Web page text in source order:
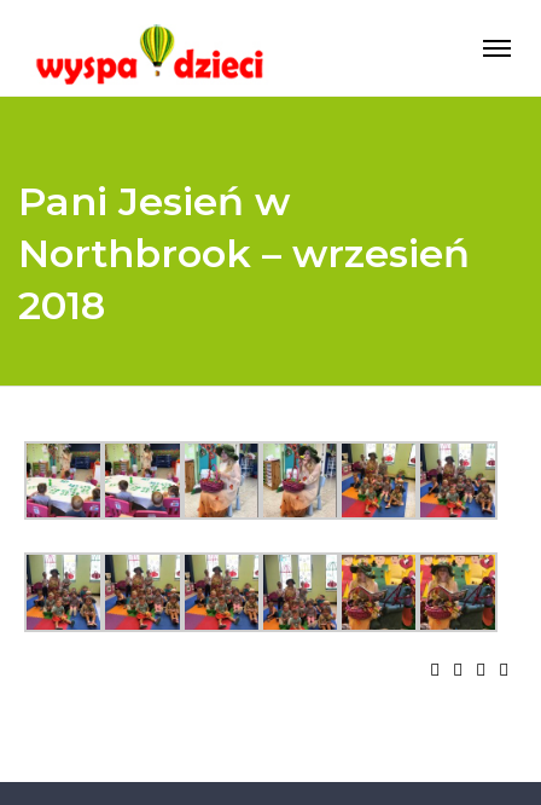
Pani Jesień w
Northbrook – wrzesień
2018